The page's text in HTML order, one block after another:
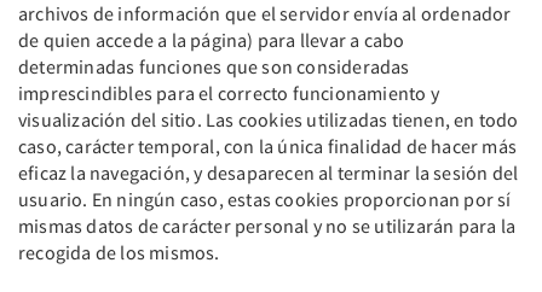
archivos de información que el servidor envía al ordenador
de quien accede a la página) para llevar a cabo
determinadas funciones que son consideradas
imprescindibles para el correcto funcionamiento y
visualización del sitio. Las cookies utilizadas tienen, en todo
caso, carácter temporal, con la única finalidad de hacer más
eficaz la navegación, y desaparecen al terminar la sesión del
usuario. En ningún caso, estas cookies proporcionan por sí
mismas datos de carácter personal y no se utilizarán para la
recogida de los mismos.